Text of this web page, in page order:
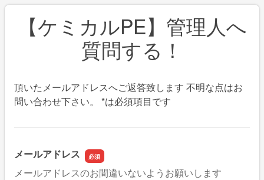
【ケミカルPE】管理人へ
質問する！
頂いたメールアドレスへご返答致します 不明な点はお
問い合わせ下さい。 *は必須項目です
メールアドレス
メールアドレスのお間違いないようお願いします